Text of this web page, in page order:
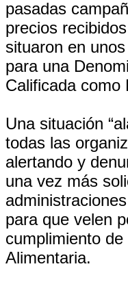
pasadas
precios
situaron en
para una
Calificada como
Una situación
todas las
alertando y
una vez más
para que velen
cumplimiento
Alimentaria.